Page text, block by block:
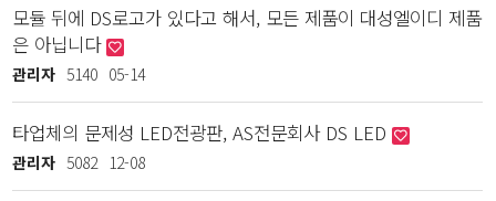
모듈 뒤에 DS로고가 있다고 해서, 모든 제품이 대성엘이디 제품
은 아닙니다
관리자 5140 05-14
타업체의 문제성 LED전광판, AS전문회사 DS LED
관리자 5082 12-08